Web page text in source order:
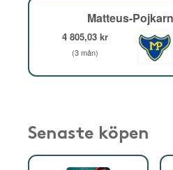
Matteus-
4 805,03 kr
(3 mån)
Senaste köpen